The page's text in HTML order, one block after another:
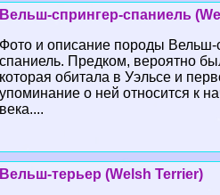
Вельш-спрингер-спаниель
Фото и описание породы Вельш-
спаниель. Предком, вероятно
которая обитала в Уэльсе и
упоминание о ней относится к
века....
Вельш-терьер (Welsh Terrier)